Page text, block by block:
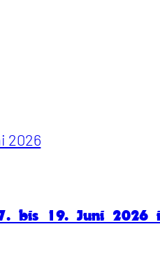
2026
bis 19. Juni 2026